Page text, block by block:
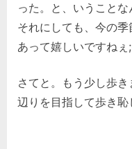
った。と、いうことな
それにしても、今の
あって嬉しいですねぇ
さてと。もう少し歩
辺りを目指して歩き恥